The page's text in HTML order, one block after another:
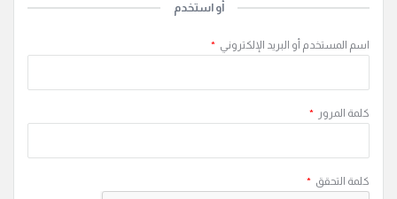
أو استخدم
اسم المستخدم أو البريد الإلكتروني *
كلمة المرور *
كلمة التحقق *